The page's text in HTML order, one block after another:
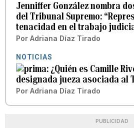
Jenniffer González nombra
del Tribunal Supremo:
tenacidad en el trabajo
Por Adriana Díaz Tirado
NOTICIAS
¿Quién es Camille
designada jueza asociada al
Por Adriana Díaz Tirado
PUBLICIDAD